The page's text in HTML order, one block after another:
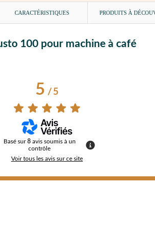
CARACTÉRISTIQUES PRODUITS À
100 pour machine à café
5/ 5
Basé sur8 avis soumis à un
contrôle
Voir tous les avis sur ce site